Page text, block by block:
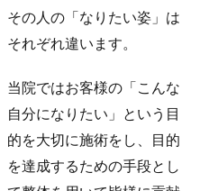
その人の「なりたい姿」は
それぞれ違います。
当院ではお客様の「こんな
自分になりたい」という目
的を大切に施術をし、目的
を達成するための手段とし